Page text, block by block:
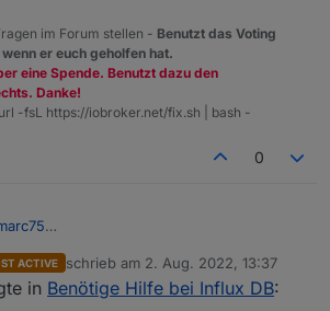
IPs läuft.
41, das ist doch auch nicht normal, oder?
MIchael
im Forum stellen - Benutzt das Voting
er euch geholfen hat.
eine Spende. Benutzt dazu den
Danke!
-fsL https://iobroker.net/fix.sh | bash -
0
nicht alles gut.
jetzt in Grafana das erste Bord angelegt.
ACTIVE schrieb am 2. Aug. 2022, 13:37
zuletzt editiert von
in Benötige Hilfe bei Influx DB: